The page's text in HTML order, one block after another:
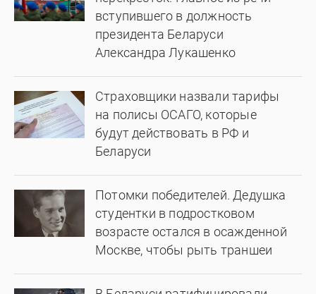
вступившего в должность
президента Беларуси
Александра Лукашенко
Страховщики назвали тарифы
на полисы ОСАГО, которые
будут действовать в РФ и
Беларуси
Потомки победителей. Дедушка
студентки в подростковом
возрасте остался в осажденной
Москве, чтобы рыть траншеи